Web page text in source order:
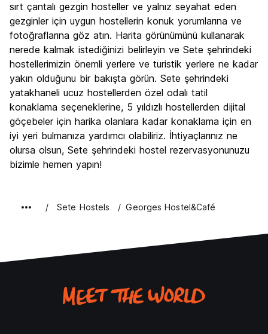
sırt çantalı gezgin hosteller ve yalnız seyahat eden
gezginler için uygun hostellerin konuk yorumlarına ve
fotoğraflarına göz atın. Harita görünümünü kullanarak
nerede kalmak istediğinizi belirleyin ve Sete şehrindeki
hostellerimizin önemli yerlere ve turistik yerlere ne kadar
yakın olduğunu bir bakışta görün. Sete şehrindeki
yatakhaneli ucuz hostellerden özel odalı tatil
konaklama seçeneklerine, 5 yıldızlı hostellerden dijital
göçebeler için harika olanlara kadar konaklama için en
iyi yeri bulmanıza yardımcı olabiliriz. İhtiyaçlarınız ne
olursa olsun, Sete şehrindeki hostel rezervasyonunuzu
bizimle hemen yapın!
Sete Hostels Georges Hostel&Café